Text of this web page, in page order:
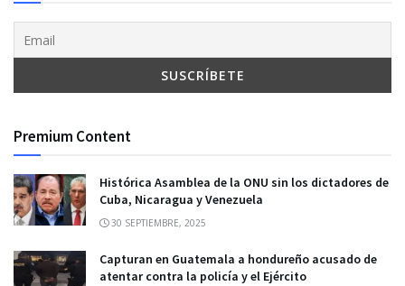
Premium Content
Histórica Asamblea de la ONU sin los dictadores de
Cuba, Nicaragua y Venezuela
30 SEPTIEMBRE, 2025
Capturan en Guatemala a hondureño acusado de
atentar contra la policía y el Ejército